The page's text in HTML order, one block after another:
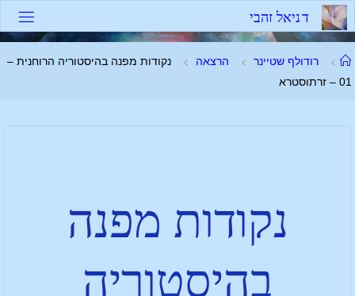
דניאל זהבי
רודולף שטיינר הרצאה
נקודות מפנה בהיסטוריה הרוחנית –
01 – זרתוסטרא
נקודות מפנה
בהיסטוריה